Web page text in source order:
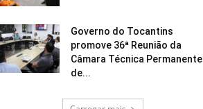
Governo do Tocantins
promove 36ª Reunião da
Câmara Técnica Permanente
de...